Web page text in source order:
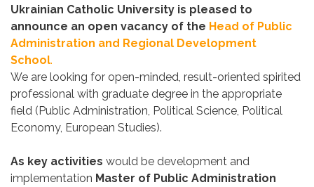
Ukrainian Catholic University is pleased to
announce an open vacancy of the Head of Public
Administration and Regional Development
School.
We are looking for open-minded, result-oriented spirited
professional with graduate degree in the appropriate
field (Public Administration, Political Science, Political
Economy, European Studies).
As key activities would be development and
implementation Master of Public Administration